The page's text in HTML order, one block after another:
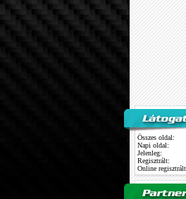
Összes oldal:
Napi oldal:
Jelenleg:
Regisztrált:
Online